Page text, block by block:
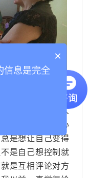
在于对于自己惊人
意力投向自己内心
是想让自己变得
是自己想控制就
是互相评论对方
×
信息是完全